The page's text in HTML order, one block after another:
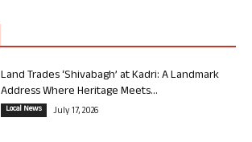
Land Trades ‘Shivabagh’ at Kadri: A Landmark
Address Where Heritage Meets...
Local News July 17, 2026